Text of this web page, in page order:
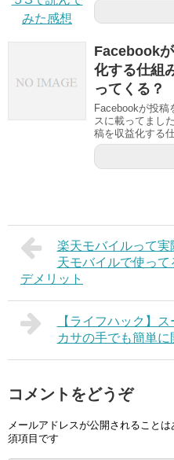
Facebook
化する仕組
ってくる？
Facebookが投稿
スに載ってまし
稿を収益化する
楽天モバイルって
天モバイルで使っ
デメリット
【ライフハック】
カサの手でも簡単に
コメントをどうぞ
メールアドレスが公開されることは
須項目です